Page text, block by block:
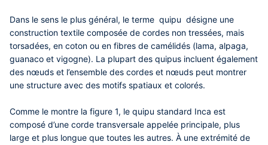
Dans le sens le plus général, le terme quipu désigne une
construction textile composée de cordes non tressées, mais
torsadées, en coton ou en fibres de camélidés (lama, alpaga,
guanaco et vigogne). La plupart des quipus incluent également
des nœuds et l’ensemble des cordes et nœuds peut montrer
une structure avec des motifs spatiaux et colorés.
Comme le montre la figure 1, le quipu standard Inca est
composé d’une corde transversale appelée principale, plus
large et plus longue que toutes les autres. À une extrémité de